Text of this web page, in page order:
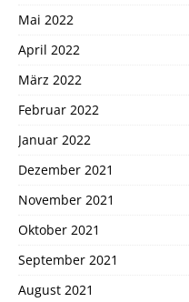
Mai 2022
April 2022
März 2022
Februar 2022
Januar 2022
Dezember 2021
November 2021
Oktober 2021
September 2021
August 2021